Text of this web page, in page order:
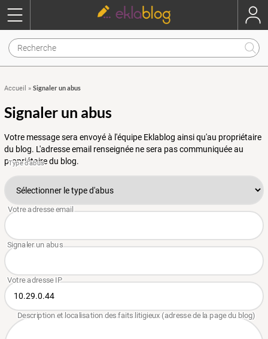
Accueil » Signaler un abus
Signaler un abus
Votre message sera envoyé à l'équipe Eklablog ainsi qu'au propriétaire
du blog. L'adresse email renseignée ne sera pas communiquée au
propriétaire du blog.